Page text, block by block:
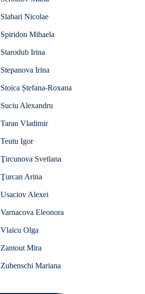
Slabari Nicolae
Spiridon Mihaela
Starodub Irina
Stepanova Irina
Stoica Ștefana-Roxana
Suciu Alexandru
Taran Vladimir
Teutu Igor
Ţircunova Svetlana
Ţurcan Arina
Usaciov Alexei
Varnacova Eleonora
Vlaicu Olga
Zantout Mira
Zubenschi Mariana